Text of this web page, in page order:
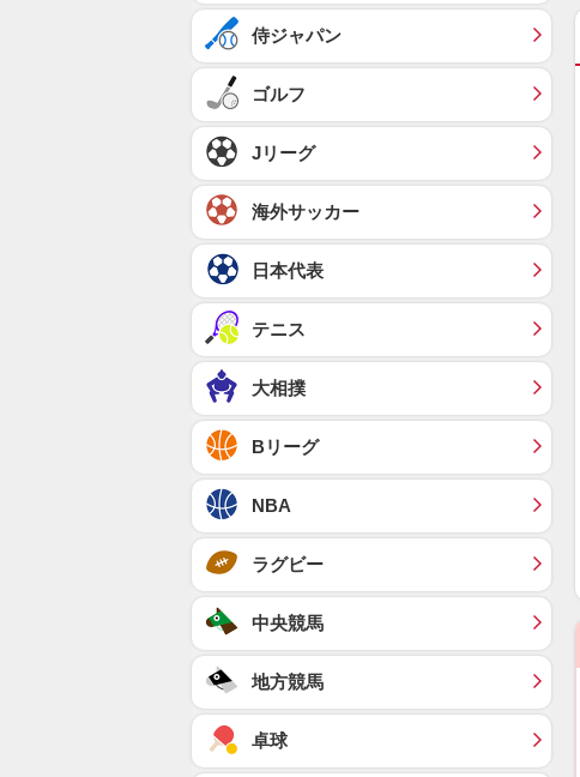
侍ジャパン
ゴルフ
Jリーグ
海外サッカー
日本代表
テニス
大相撲
Bリーグ
NBA
ラグビー
中央競馬
地方競馬
卓球